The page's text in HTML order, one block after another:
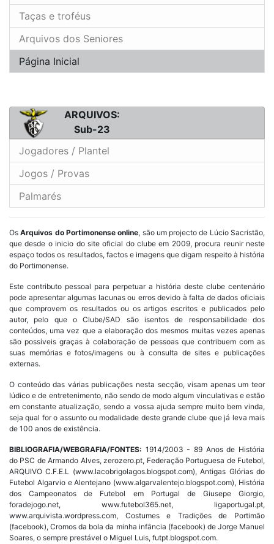
Taças e troféus
Arquivos dos Seniores
Página Inicial
ARQUIVOS:
Sub-23
Jogadores / Plantel
Jogos / Provas
Palmarés
OsArquivos do Portimonense online, são um projecto de Lúcio Sacristão,
que desde o inicio do site oficial do clube em 2009, procura reunir neste
espaço todos os resultados, factos e imagens que digam respeito à história
do Portimonense.
Este contributo pessoal para perpetuar a história deste clube centenário
pode apresentar algumas lacunas ou erros devido à falta de dados oficiais
que comprovem os resultados ou os artigos escritos e publicados pelo
autor, pelo que o Clube/SAD são isentos de responsabilidade dos
conteúdos, uma vez que a elaboração dos mesmos muitas vezes apenas
são possíveis graças à colaboração de pessoas que contribuem com as
suas memórias e fotos/imagens ou à consulta de sites e publicações
externas.
O conteúdo das várias publicações nesta secção, visam apenas um teor
lúdico e de entretenimento, não sendo de modo algum vinculativas e estão
em constante atualização, sendo a vossa ajuda sempre muito bem vinda,
seja qual for o assunto ou modalidade deste grande clube que já leva mais
de 100 anos de existência.
BIBLIOGRAFIA/WEBGRAFIA/FONTES: 1914/2003 - 89 Anos de História
do PSC de Armando Alves, zerozero.pt, Federação Portuguesa de Futebol,
ARQUIVO C.F.E.L (www.lacobrigolagos.blogspot.com), Antigas Glórias do
Futebol Algarvio e Alentejano (www.algarvalentejo.blogspot.com), História
dos Campeonatos de Futebol em Portugal de Giusepe Giorgio,
foradejogo.net, www.futebol365.net, ligaportugal.pt,
www.arquivista.wordpress.com, Costumes e Tradições de Portimão
(facebook), Cromos da bola da minha infância (facebook) de Jorge Manuel
Soares, o sempre prestável o Miguel Luis, futpt.blogspot.com.